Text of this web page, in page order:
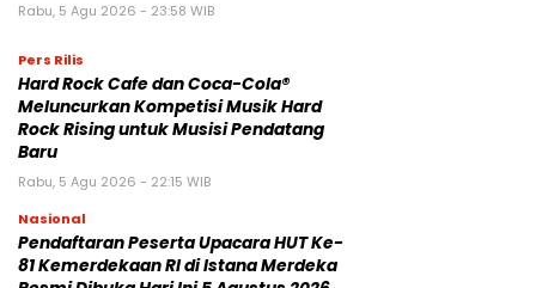
Rabu, 5 Agu 2026 - 23:58 WIB
Pers Rilis
Hard Rock Cafe dan Coca-Cola®
Meluncurkan Kompetisi Musik Hard
Rock Rising untuk Musisi Pendatang
Baru
Rabu, 5 Agu 2026 - 22:15 WIB
Nasional
Pendaftaran Peserta Upacara HUT Ke-
81 Kemerdekaan RI di Istana Merdeka